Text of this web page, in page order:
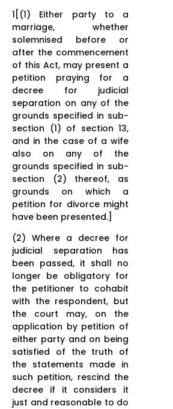
1[(1) Either party to a
marriage, whether
solemnised before or
after the commencement
of this Act, may present a
petition praying for a
decree for judicial
separation on any of the
grounds specified in sub-
section (1) of section 13,
and in the case of a wife
also on any of the
grounds specified in sub-
section (2) thereof, as
grounds on which a
petition for divorce might
have been presented.]
(2) Where a decree for
judicial separation has
been passed, it shall no
longer be obligatory for
the petitioner to cohabit
with the respondent, but
the court may, on the
application by petition of
either party and on being
satisfied of the truth of
the statements made in
such petition, rescind the
decree if it considers it
just and reasonable to do